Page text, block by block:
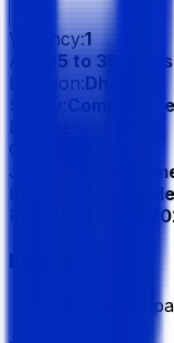
Vacancy:1
Age:
25 to 35 Years
Location:Dhaka
Competitive
Gender:
Job Type:
Part
9 Oct
Education
JSC/JDC/8